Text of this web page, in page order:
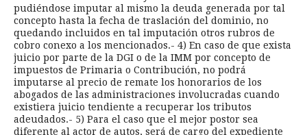
pudiéndose imputar al mismo la deuda generada por tal
concepto hasta la fecha de traslación del dominio, no
quedando incluidos en tal imputación otros rubros de
cobro conexo a los mencionados.- 4) En caso de que exista
juicio por parte de la DGI o de la IMM por concepto de
impuestos de Primaria o Contribución, no podrá
imputarse al precio de remate los honorarios de los
abogados de las administraciones involucradas cuando
existiera juicio tendiente a recuperar los tributos
adeudados.- 5) Para el caso que el mejor postor sea
diferente al actor de autos, será de cargo del expediente